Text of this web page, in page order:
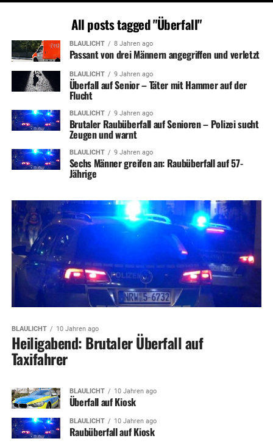
All posts tagged "Überfall"
BLAULICHT 8 Jahren ago
Passant von drei Männern angegriffen und verletzt
BLAULICHT 9 Jahren ago
Überfall auf Senior – Täter mit Hammer auf der
Flucht
BLAULICHT 9 Jahren ago
Brutaler Raubüberfall auf Senioren – Polizei sucht
Zeugen und warnt
BLAULICHT 9 Jahren ago
Sechs Männer greifen an: Raubüberfall auf 57-
Jährige
BLAULICHT 10 Jahren ago
Heiligabend: Brutaler Überfall auf
Taxifahrer
BLAULICHT 10 Jahren ago
Überfall auf Kiosk
BLAULICHT 10 Jahren ago
Raubüberfall auf Kiosk